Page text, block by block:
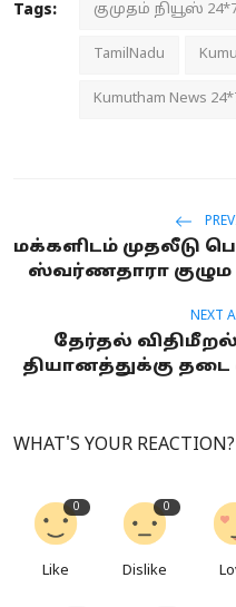
Tags: குமுதம் நியூஸ்
TamilNadu
Kumutham News
மக்களிடம் முதலீடு
ஸ்வர்ணதாரா
NEXT
தேர்தல்
தியானத்துக்கு தடை
WHAT'S YOUR REACTION?
0
Like
0
Dislike